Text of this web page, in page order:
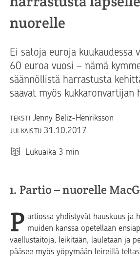
nuorelle
Ei satoja euroja kuukaudessa
60 euroa vuosi – nämä
säännöllistä harrastusta
saavat myös kukkaronvartijan
TEKSTI Jenny Beliz-Henriksson
JULKAISTU 31.10.2017
Lukuaika 3 min
1. Partio – nuorelle
P artiossa yhdistyvät hauskuus ja
muiden kanssa opetellaan
vaellustaitoja, leikitään, lauletaan ja
pääsee myös yöpymään leireillä